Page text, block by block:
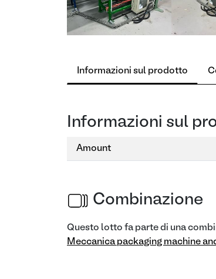
Informazioni sul prodotto
Informazioni sul
Amount
Combinazione
Questo lotto fa parte di una
Meccanica packaging machine